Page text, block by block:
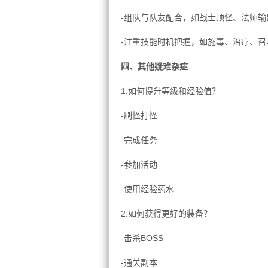
-组队与队友配合，如战士顶怪、法师输
-注重技能时机把握，如施毒、治疗、
四、其他疑难杂症
1.如何提升等级和经验值？
-刷怪打怪
-完成任务
-参加活动
-使用经验药水
2.如何获得更好的装备？
-击杀BOSS
-通关副本